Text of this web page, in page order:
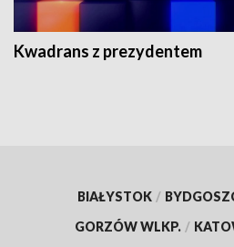
Kwadrans z prezydentem
BIAŁYSTOK /
GORZÓW WLKP. /